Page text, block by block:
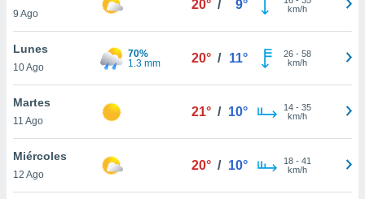
más
nuestra
y
de
9 Ago
20° / 9°
km/h
Lunes
10 Ago
70%
1.3 mm
20° / 11° 26- 58
km/h
Martes
11 Ago
21° / 10° 14- 35
km/h
Miércoles
12 Ago
20° / 10° 18- 41
km/h